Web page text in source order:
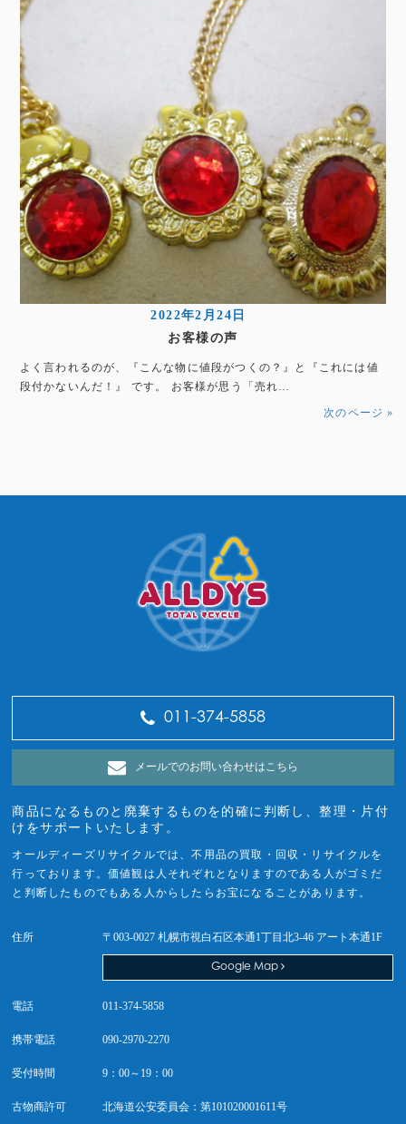
2022年2月24日
お客様の声
よく言われるのが、『こんな物に値段がつくの？』と『これには値
段付かないんだ！』 です。 お客様が思う「売れ…
次のページ »
011-374-5858
メールでのお問い合わせはこちら
商品になるものと廃棄するものを的確に判断し、整理・片付
けをサポートいたします。
オールディーズリサイクルでは、不用品の買取・回収・リサイクルを
行っております。価値観は人それぞれとなりますのである人がゴミだ
と判断したものでもある人からしたらお宝になることがあります。
住所 〒003-0027 札幌市視白石区本通1丁目北3-46 アート本通1F
Google Map
電話 011-374-5858
携帯電話 090-2970-2270
受付時間 9：00～19：00
古物商許可 北海道公安委員会：第101020001611号